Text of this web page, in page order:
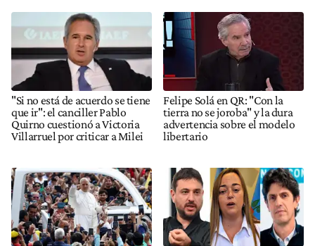
"Si no está de acuerdo se tiene
que ir": el canciller Pablo
Quirno cuestionó a Victoria
Villarruel por criticar a Milei
Felipe Solá en QR: "Con la
tierra no se joroba" y la dura
advertencia sobre el modelo
libertario